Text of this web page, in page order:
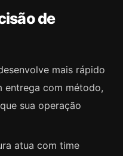
de
mais rápido
entrega com método,
sua operação
atua com time